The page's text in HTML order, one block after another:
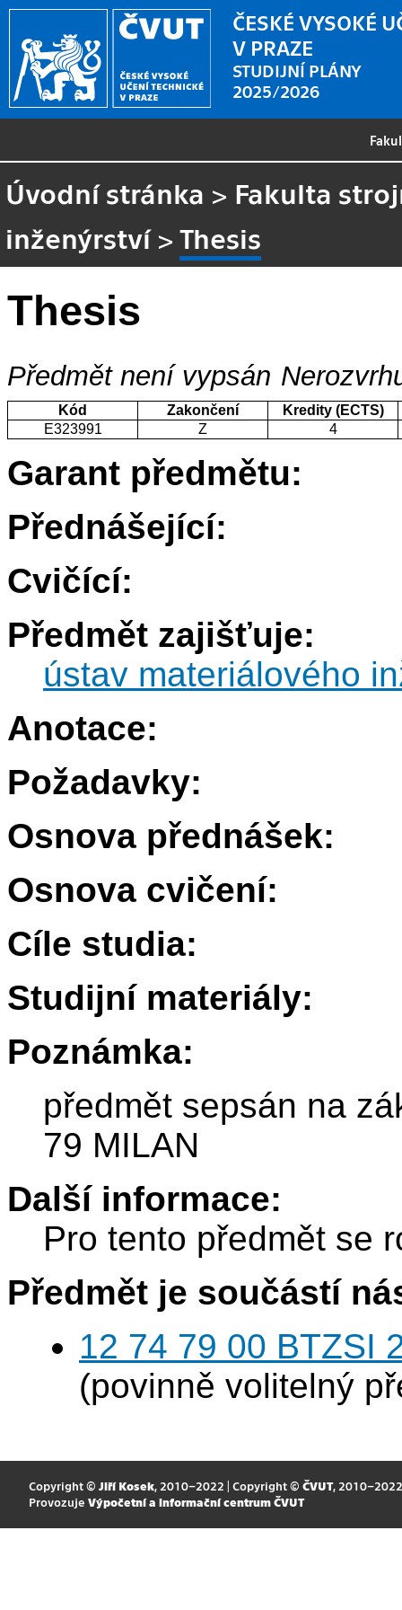
ČESKÉ VYSOKÉ
V PRAZE
STUDIJNÍ PLÁNY
2025/2026
Úvodní stránka > Fakulta
inženýrství>Thesis
Thesis
Předmět není vypsán
Kód Zakončení
Kredity (ECTS)
E323991
Z 4
Garant předmětu:
Přednášející:
Cvičící:
Předmět zajišťuje:
ústav materiálového
Anotace:
Požadavky:
Osnova přednášek:
Osnova cvičení:
Cíle studia:
Studijní materiály:
Poznámka:
předmět sepsán na
79 MILAN
Další informace:
Pro tento předmět se
Předmět je součástí
12 74 79 00 BTZSI
(povinně volitelný
Copyright © Jiří Kosek, 2010–2022 | Copyright © ČVUT, 2010–2022
Provozuje Výpočetní a informační centrum ČVUT